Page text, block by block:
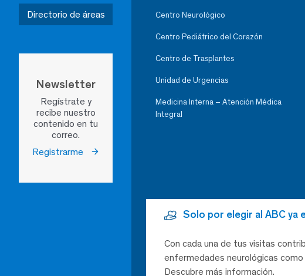
Directorio de áreas
Newsletter
Regístrate y
recibe nuestro
contenido en tu
correo.
Registrarme
Centro Neurológico
Centro Pediátrico del Corazón
Centro de Trasplantes
Unidad de Urgencias
Medicina Interna – Atención Médica
Integral
Solo por elegir al ABC ya
Con cada una de tus visitas
enfermedades neurológicas
Descubre más información.